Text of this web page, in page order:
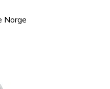
Norge